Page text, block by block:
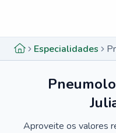
Especialidades
Aproveite os valores